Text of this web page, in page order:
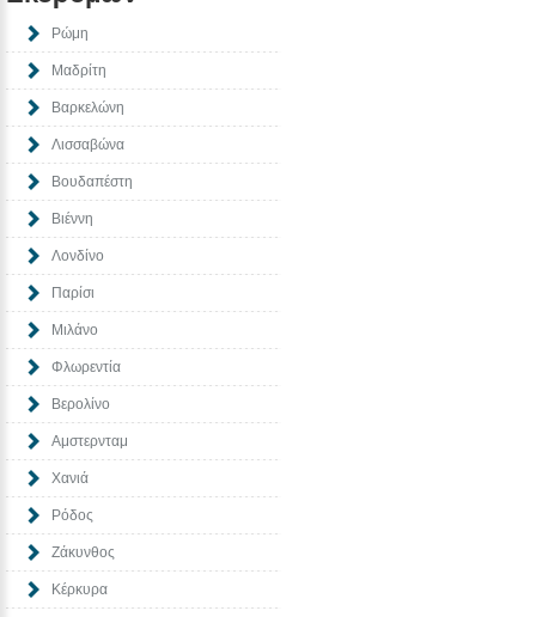
Ρώμη
Μαδρίτη
Βαρκελώνη
Λισσαβώνα
Βουδαπέστη
Βιέννη
Λονδίνο
Παρίσι
Μιλάνο
Φλωρεντία
Βερολίνο
Αμστερνταμ
Χανιά
Ρόδος
Ζάκυνθος
Κέρκυρα